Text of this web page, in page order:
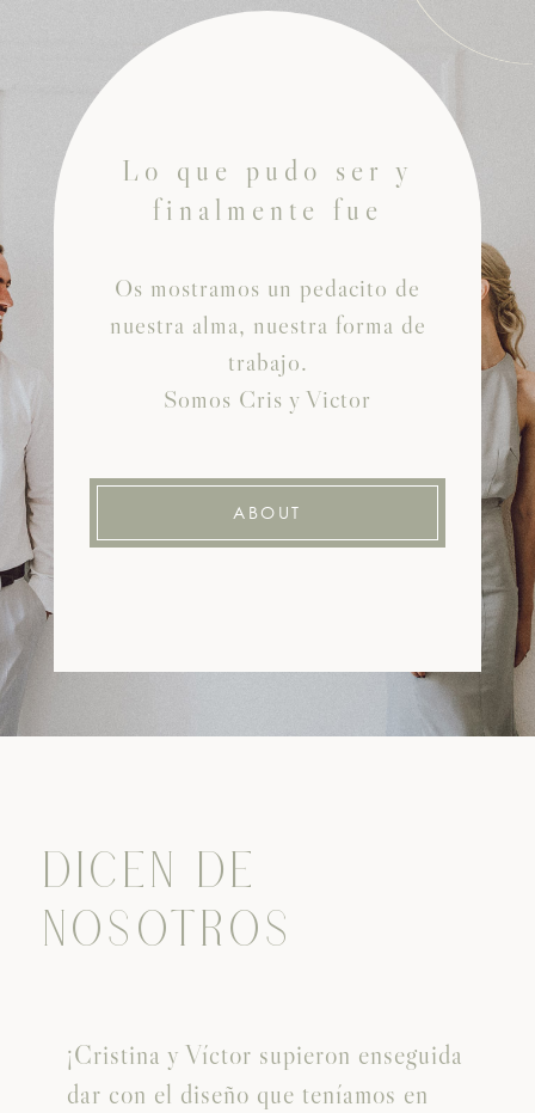
Lo que pudo ser y
finalmente fue
Os mostramos un pedacito de
nuestra alma, nuestra forma de
trabajo.
Somos Cris y Victor
ABOUT
DICEN DE
NOSOTROS
¡Cristina y Víctor supieron enseguida
dar con el diseño que teníamos en